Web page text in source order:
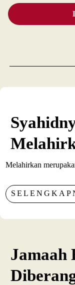
Melahirkan
Jamaah